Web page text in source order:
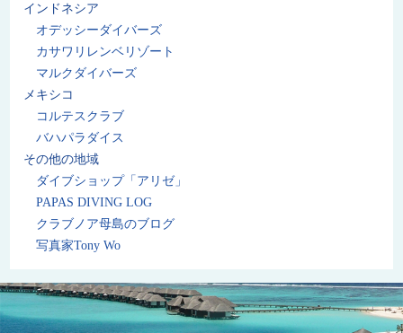
インドネシア
オデッシーダイバーズ
カサワリレンベリゾート
マルクダイバーズ
メキシコ
コルテスクラブ
バハパラダイス
その他の地域
ダイブショップ「アリゼ」
PAPAS DIVING LOG
クラブノア母島のブログ
写真家Tony Wo